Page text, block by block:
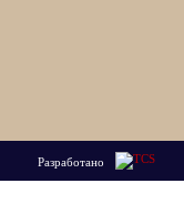
Разработано